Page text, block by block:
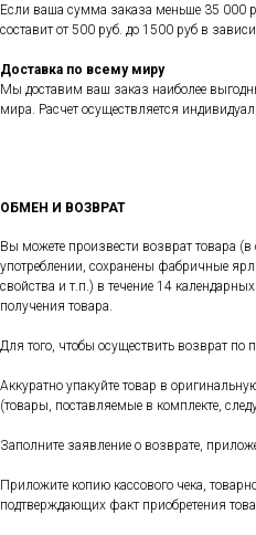
Если ваша сумма заказа меньше 35 000
составит от 500 руб. до 1500 руб в
Доставка по всему миру
Мы доставим ваш заказ наиболее
мира. Расчет осуществляется
ОБМЕН И ВОЗВРАТ
Вы можете произвести возврат товара (в
употреблении, сохранены фабричные
свойства и т.п.) в течение 14
получения товара.
Для того, чтобы осуществить возврат по
Аккуратно упакуйте товар в
(товары, поставляемые в комплекте,
Заполните заявление о возврате,
Приложите копию кассового чека,
подтверждающих факт приобретения